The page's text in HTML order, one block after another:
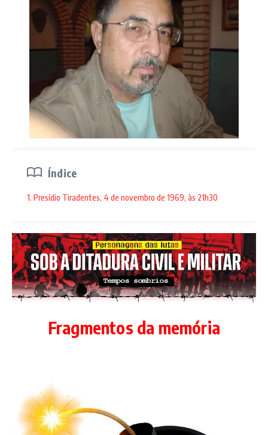
Índice
1. Presídio Tiradentes, 4 de novembro de 1969, às 21h30
Fragmentos da memória